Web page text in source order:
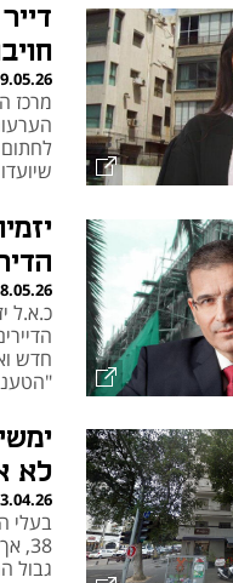
בנייה.
שינוי מדיניות
תוקפה של תמ"א 38 פקע באופן רשמי ב-1 באוקטובר 2023, לאחר החלטת
הארצית לתכנון ובנייה
להחליפה בתוכניות התחדשות
החלופות לתמ"א 38
סוציו-אקונומיים ותשתיות
חויבו
מרכז
חדש
לא
בעלי
38,
גבול